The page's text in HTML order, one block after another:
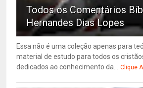
Todos os Comentários
Hernandes Dias Lopes
Essa não é uma coleção apenas para
material de estudo para todos os
dedicados ao conhecimento da... Clique